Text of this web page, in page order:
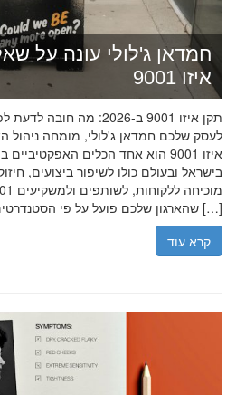
חמדאן ג'לולי עונה על
איזו 9001
תקן איזו 9001 ב-2026:
לעסק שלכם חמדאן ג'לולי, מומחה ניהול
איזו 9001 הוא אחד הכלים
בישראל ובעולם כולו לשיפור ביצועים,
שהארגון שלכם פועל על פי הסטנדרטים […]
קרא עוד